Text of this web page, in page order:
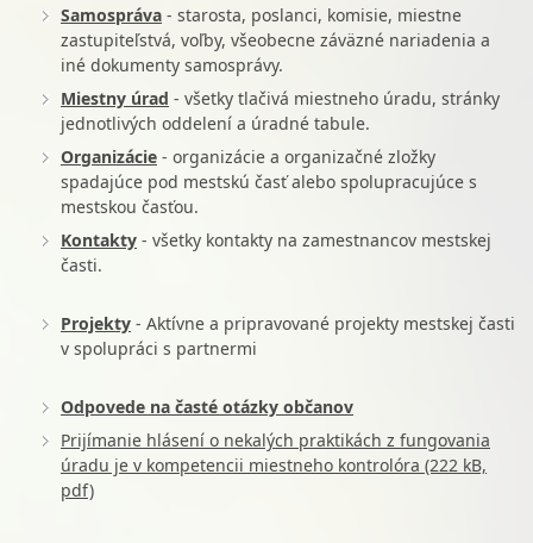
Samospráva - starosta, poslanci, komisie, miestne
zastupiteľstvá, voľby, všeobecne záväzné nariadenia a
iné dokumenty samosprávy.
Miestny úrad - všetky tlačivá miestneho úradu, stránky
jednotlivých oddelení a úradné tabule.
Organizácie - organizácie a organizačné zložky
spadajúce pod mestskú časť alebo spolupracujúce s
mestskou časťou.
Kontakty - všetky kontakty na zamestnancov mestskej
časti.
Projekty - Aktívne a pripravované projekty mestskej časti
v spolupráci s partnermi
Odpovede na časté otázky občanov
Prijímanie hlásení o nekalých praktikách z fungovania
úradu je v kompetencii miestneho kontrolóra (222 kB,
pdf)